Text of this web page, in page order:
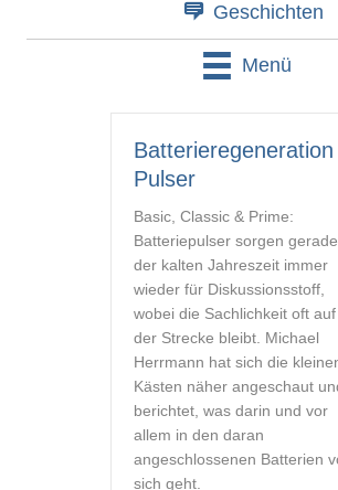
Geschichten
Menü
Batterieregeneration
Pulser
Basic, Classic & Prime:
Batteriepulser sorgen
der kalten Jahreszeit immer
wieder für Diskussionsstoff,
wobei die Sachlichkeit oft auf
der Strecke bleibt. Michael
Herrmann hat sich die
Kästen näher angeschaut
berichtet, was darin und vor
allem in den daran
angeschlossenen Batterien
sich geht.